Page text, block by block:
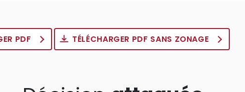
PDF TÉLÉCHARGER PDF SANS ZONAGE